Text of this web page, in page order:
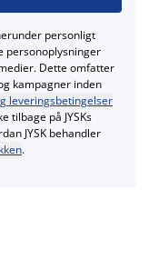
personligt
personoplysninger
Dette omfatter
kampagner inden
leveringsbetingelser
tilbage på JYSKs
JYSK behandler
.